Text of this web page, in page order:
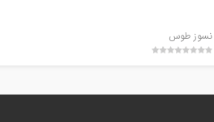
نسوز طوس